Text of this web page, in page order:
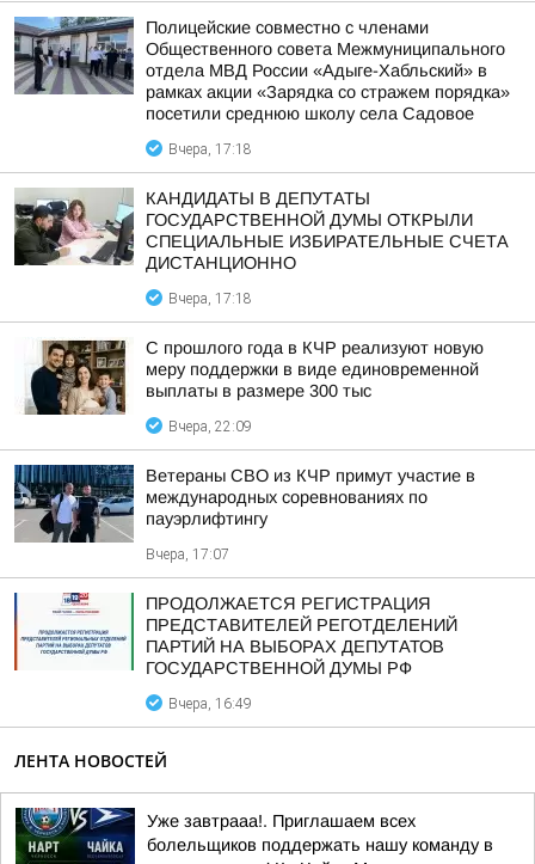
Полицейские совместно с членами
Общественного совета Межмуниципального
отдела МВД России «Адыге-Хабльский» в
рамках акции «Зарядка со стражем порядка»
посетили среднюю школу села Садовое
Вчера, 17:18
КАНДИДАТЫ В ДЕПУТАТЫ
ГОСУДАРСТВЕННОЙ ДУМЫ ОТКРЫЛИ
СПЕЦИАЛЬНЫЕ ИЗБИРАТЕЛЬНЫЕ СЧЕТА
ДИСТАНЦИОННО
Вчера, 17:18
С прошлого года в КЧР реализуют новую
меру поддержки в виде единовременной
выплаты в размере 300 тыс
Вчера, 22:09
Ветераны СВО из КЧР примут участие в
международных соревнованиях по
пауэрлифтингу
Вчера, 17:07
ПРОДОЛЖАЕТСЯ РЕГИСТРАЦИЯ
ПРЕДСТАВИТЕЛЕЙ РЕГОТДЕЛЕНИЙ
ПАРТИЙ НА ВЫБОРАХ ДЕПУТАТОВ
ГОСУДАРСТВЕННОЙ ДУМЫ РФ
Вчера, 16:49
ЛЕНТА НОВОСТЕЙ
Уже завтрааа!. Приглашаем всех
болельщиков поддержать нашу команду в